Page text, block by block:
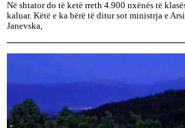
Në shtator do të ketë rreth 4.900 nxënës të
kaluar. Këtë e ka bërë të ditur sot ministrja e
Janevska,